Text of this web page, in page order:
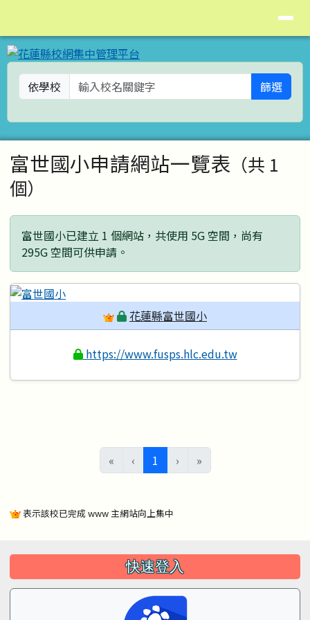
依學校 篩選
主內容區域
富世國小申請網站一覽表 （共 1
個）
富世國小已建立 1 個網站，共使用 5G 空間，尚有
295G 空間可供申請。
花蓮縣富世國小
https://www.fusps.hlc.edu.tw
« ‹ 1 (目前頁次)
› »
表示該校已完成 www 主網站向上集中
左邊區域內容 快速登入
頁尾區域